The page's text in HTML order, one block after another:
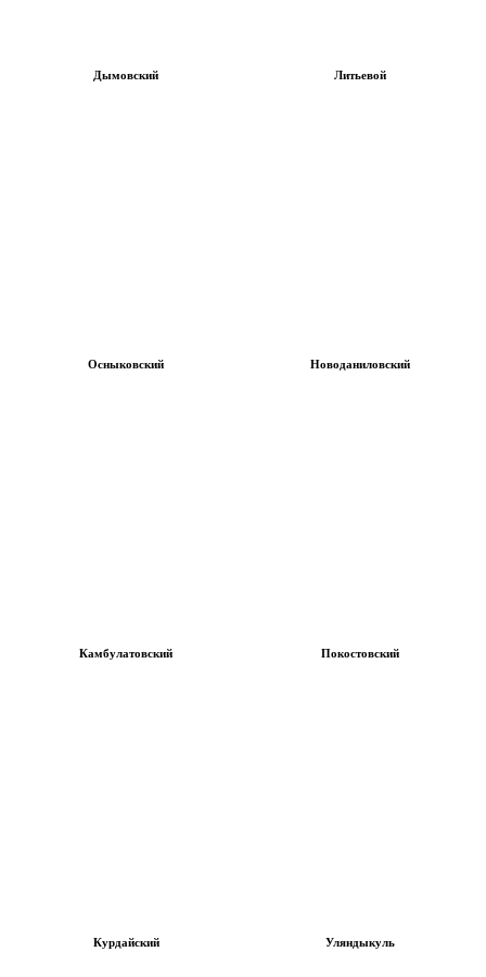
Дымовский Литьевой
Осныковский Новоданиловский
Камбулатовский Покостовский
Курдайский Уляндыкуль